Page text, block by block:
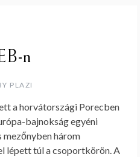
n
PLAZI
a horvátországi Porecben
bajnokság egyéni
mezőnyben három
lépett túl a csoportkörön. A